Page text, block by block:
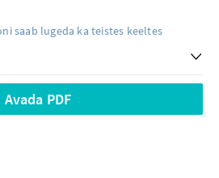
saab lugeda ka teistes keeltes
Avada PDF